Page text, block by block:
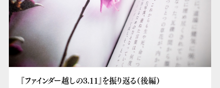
『ファインダー越しの3.11』を振り返る（後編）